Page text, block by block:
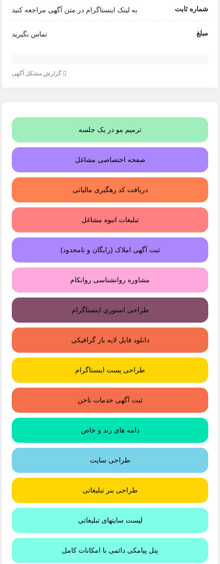
شماره ثابت به لینک اینستاگرام در متن آگهی مراجعه کنید
مبلغ تماس بگیرید
گزارش مشکل آگهی
ترمیم مو در یک جلسه
صفحه اختصاصی مشاغل
دریافت کد رهگیری مالیاتی
تبلیغات انبوه مشاغل
ثبت آگهی املاک (رایگان و نامحدود)
مشاوره روانشناسی روانکام
طراحی استوری اینستاگرام
دانلود فایل لایه باز گرافیکی
طراحی پست اینستاگرام
ثبت آگهی خدمات ناخن
دامه های رند و خاص
طراحی سایت
طراحی بنر تبلیغاتی
لیست سایتهای تبلیغاتی
پنل پیامکی دائمی با امکانات کامل